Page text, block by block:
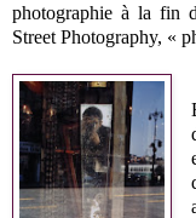
photographie à la fin
Street Photography, «